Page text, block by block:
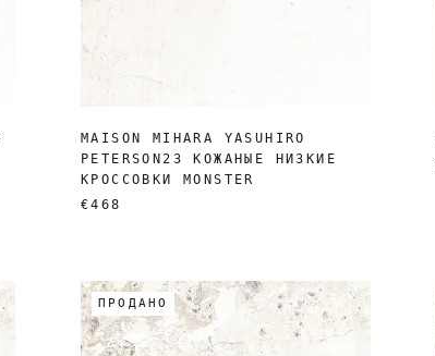
MAISON MIHARA YASUHIRO
PETERSON23 КОЖАНЫЕ НИЗКИЕ
КРОССОВКИ MONSTER
€468
ПРОДАНО